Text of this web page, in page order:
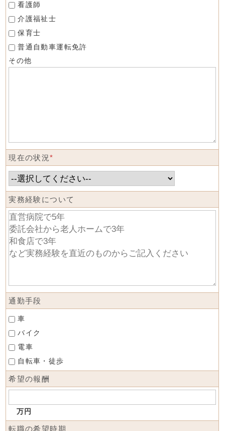
看護師
介護福祉士
保育士
普通自動車運転免許
その他
現在の状況*
実務経験について
通勤手段
車
バイク
電車
自転車・徒歩
希望の報酬
万円
転職の希望時期